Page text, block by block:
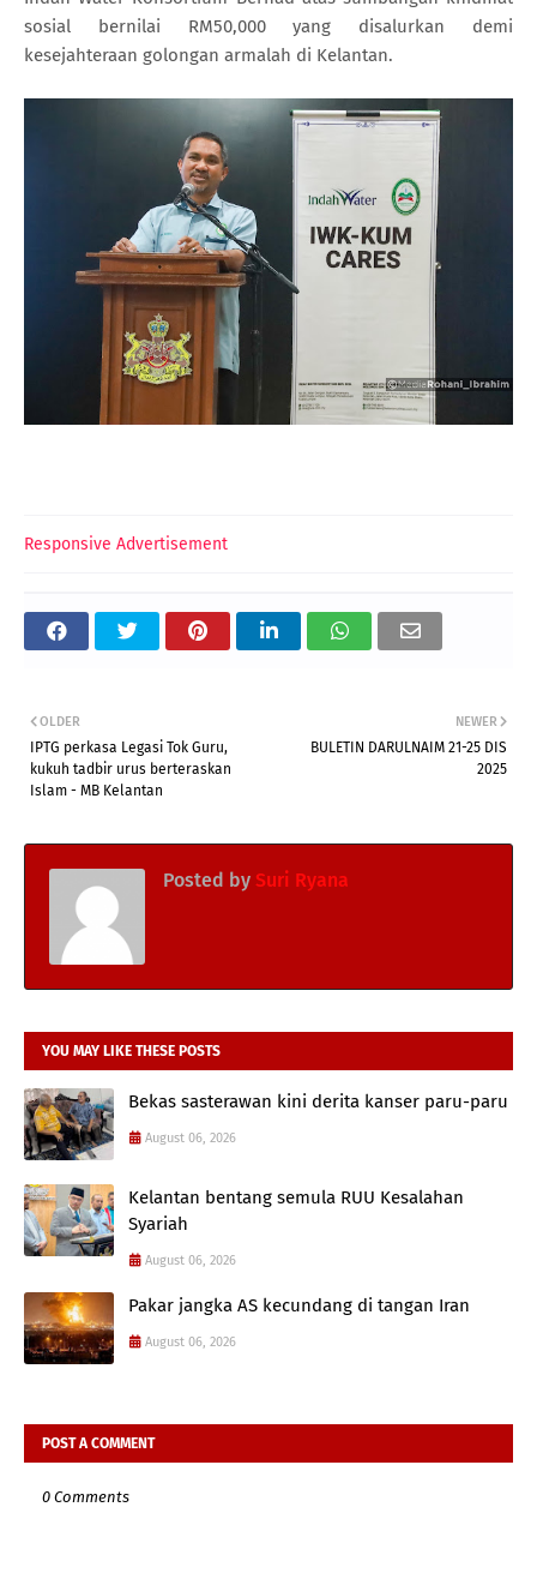
sosial bernilai RM50,000 yang disalurkan demi
kesejahteraan golongan armalah di Kelantan.
Responsive Advertisement
NEWER
BULETIN DARULNAIM 21-25 DIS
2025
OLDER
IPTG perkasa Legasi Tok Guru,
kukuh tadbir urus berteraskan
Islam - MB Kelantan
Posted by Suri Ryana
YOU MAY LIKE THESE POSTS
Bekas sasterawan kini derita kanser paru-paru
August 06, 2026
Kelantan bentang semula RUU Kesalahan
Syariah
August 06, 2026
Pakar jangka AS kecundang di tangan Iran
August 06, 2026
POST A COMMENT
0 Comments